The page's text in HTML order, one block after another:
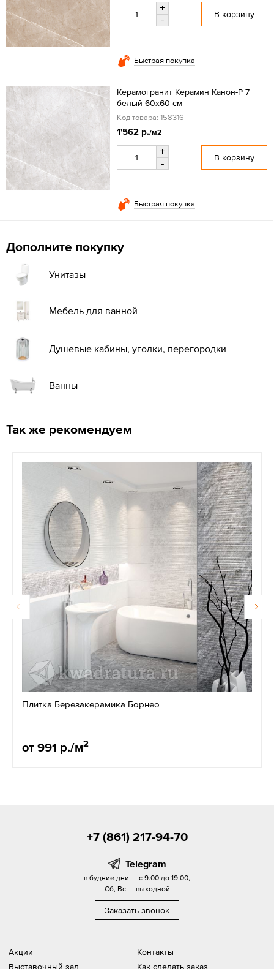
+
-
В корзину
Быстрая покупка
Керамогранит Керамин Канон-Р 7
белый 60x60 см
Код товара: 158316
1'562 р./м2
+
-
В корзину
Быстрая покупка
Дополните покупку
Унитазы
Мебель для ванной
Душевые кабины, уголки, перегородки
Ванны
Так же рекомендуем
Плитка Березакерамика Борнео
от 991 р./м2
Акции
Выставочный зал
Контакты
Как сделать заказ
+7 (861) 217-94-70
Telegram
в будние дни — с 9.00 до 19.00,
Сб, Вс — выходной
Заказать звонок